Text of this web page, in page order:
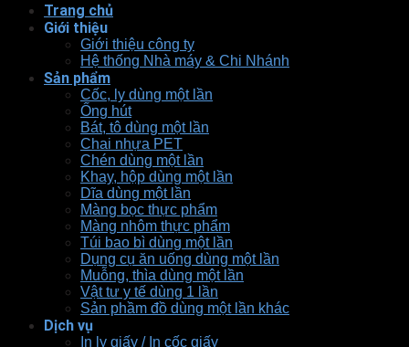
Trang chủ
Giới thiệu
Giới thiệu công ty
Hệ thống Nhà máy & Chi Nhánh
Sản phẩm
Cốc, ly dùng một lần
Ống hút
Bát, tô dùng một lần
Chai nhựa PET
Chén dùng một lần
Khay, hộp dùng một lần
Dĩa dùng một lần
Màng bọc thực phẩm
Màng nhôm thực phẩm
Túi bao bì dùng một lần
Dụng cụ ăn uống dùng một lần
Muỗng, thìa dùng một lần
Vật tư y tế dùng 1 lần
Sản phầm đồ dùng một lần khác
Dịch vụ
In ly giấy / In cốc giấy